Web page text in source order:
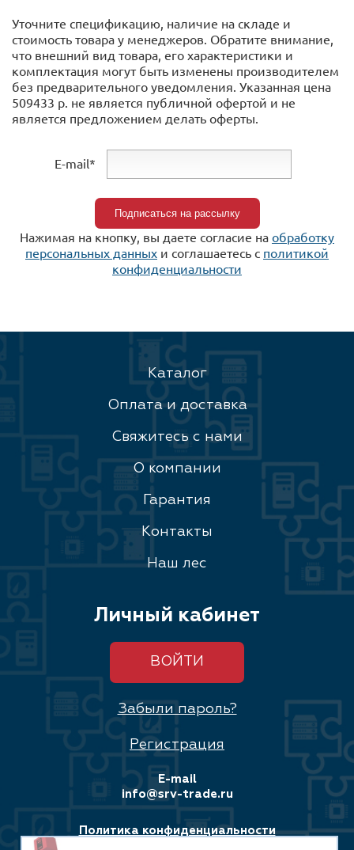
Уточните спецификацию, наличие на складе и
стоимость товара у менеджеров. Обратите внимание,
что внешний вид товара, его характеристики и
комплектация могут быть изменены производителем
без предварительного уведомления. Указанная цена
509433 р. не является публичной офертой и не
является предложением делать оферты.
E-mail*
Нажимая на кнопку, вы даете согласие на обработку
персональных данных и соглашаетесь c политикой
конфиденциальности
Каталог
Оплата и доставка
Свяжитесь с нами
О компании
Гарантия
Контакты
Наш лес
Личный кабинет
ВОЙТИ
Забыли пароль?
Регистрация
E-mail
info@srv-trade.ru
Политика конфиденциальности